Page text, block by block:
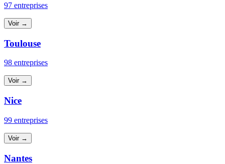
97 entreprises
Voir →
Toulouse
98 entreprises
Voir →
Nice
99 entreprises
Voir →
Nantes